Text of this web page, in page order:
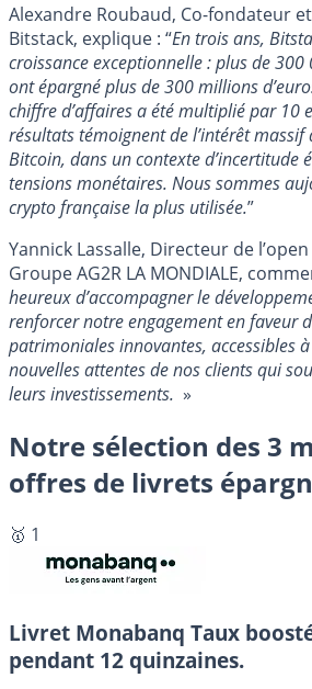
Alexandre Roubaud, Co-fondateur
Bitstack, explique : “En trois ans,
croissance exceptionnelle : plus de
ont épargné plus de 300 millions
chiffre d’affaires a été multiplié par 10
résultats témoignent de l’intérêt massif
Bitcoin, dans un contexte d’incertitude
tensions monétaires. Nous sommes
crypto française la plus utilisée.”
Yannick Lassalle, Directeur de
Groupe AG2R LA MONDIALE,
heureux d’accompagner le
renforcer notre engagement en faveur
patrimoniales innovantes, accessibles
nouvelles attentes de nos clients qui
leurs investissements. »
Notre sélection des 3
offres de livrets
🥇 1
Livret Monabanq Taux
pendant 12 quinzaines.